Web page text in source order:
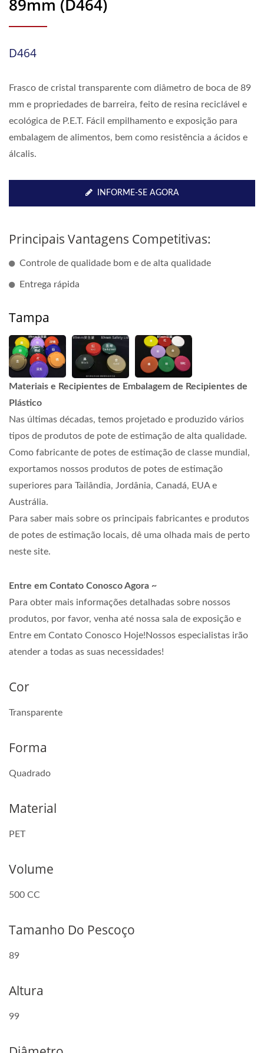
89mm (D464)
D464
Frasco de cristal transparente com diâmetro de boca de 89
mm e propriedades de barreira, feito de resina reciclável e
ecológica de P.E.T. Fácil empilhamento e exposição para
embalagem de alimentos, bem como resistência a ácidos e
álcalis.
INFORME-SE AGORA
Principais Vantagens Competitivas:
Controle de qualidade bom e de alta qualidade
Entrega rápida
Tampa
Materiais e Recipientes de Embalagem de Recipientes de
Plástico
Nas últimas décadas, temos projetado e produzido vários
tipos de produtos de pote de estimação de alta qualidade.
Como fabricante de potes de estimação de classe mundial,
exportamos nossos produtos de potes de estimação
superiores para Tailândia, Jordânia, Canadá, EUA e
Austrália.
Para saber mais sobre os principais fabricantes e produtos
de potes de estimação locais, dê uma olhada mais de perto
neste site.
Entre em Contato Conosco Agora ~
Para obter mais informações detalhadas sobre nossos
produtos, por favor, venha até nossa sala de exposição e
Entre em Contato Conosco Hoje!Nossos especialistas irão
atender a todas as suas necessidades!
Cor
Transparente
Forma
Quadrado
Material
PET
Volume
500 CC
Tamanho Do Pescoço
89
Altura
99